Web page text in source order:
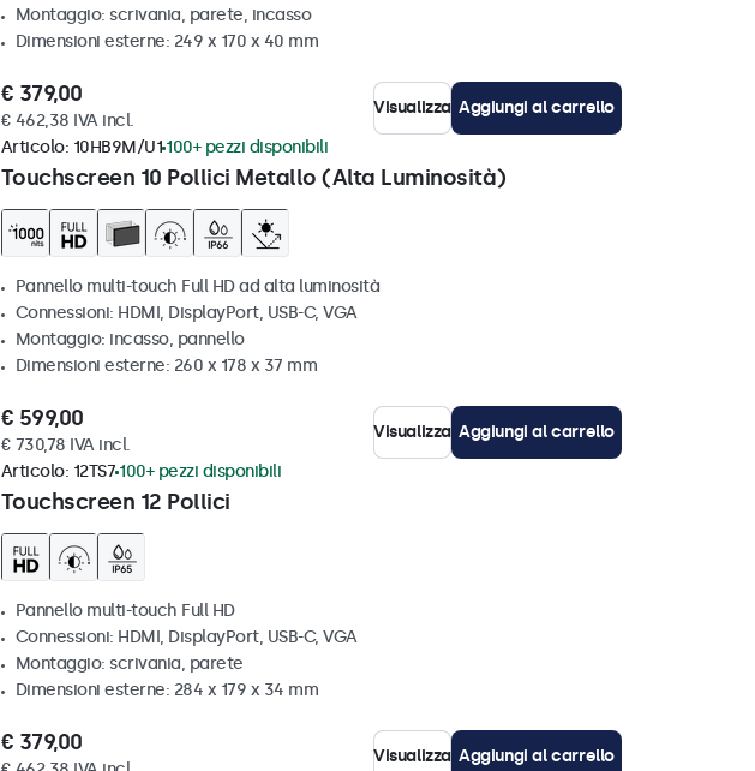
Montaggio: scrivania, parete, incasso
Dimensioni esterne: 249 x 170 x 40 mm
€ 379,00
€ 462,38 IVA incl.
Visualizza Aggiungi al carrello
Touchscreen 10 Pollici Metallo (Alta Luminosità)
Articolo: 10HB9M/U1 100+ pezzi disponibili
Pannello multi-touch Full HD ad alta luminosità
Connessioni: HDMI, DisplayPort, USB-C, VGA
Montaggio: incasso, pannello
Dimensioni esterne: 260 x 178 x 37 mm
€ 599,00
€ 730,78 IVA incl.
Visualizza Aggiungi al carrello
Touchscreen 12 Pollici
Articolo: 12TS7 100+ pezzi disponibili
Pannello multi-touch Full HD
Connessioni: HDMI, DisplayPort, USB-C, VGA
Montaggio: scrivania, parete
Dimensioni esterne: 284 x 179 x 34 mm
€ 379,00
Visualizza Aggiungi al carrello